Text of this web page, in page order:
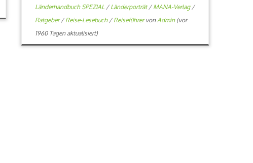
Länderhandbuch SPEZIAL / Länderporträt/ MANA-Verlag /
Ratgeber/ Reise-Lesebuch / Reiseführervon Admin(vor
1960 Tagen aktualisiert)